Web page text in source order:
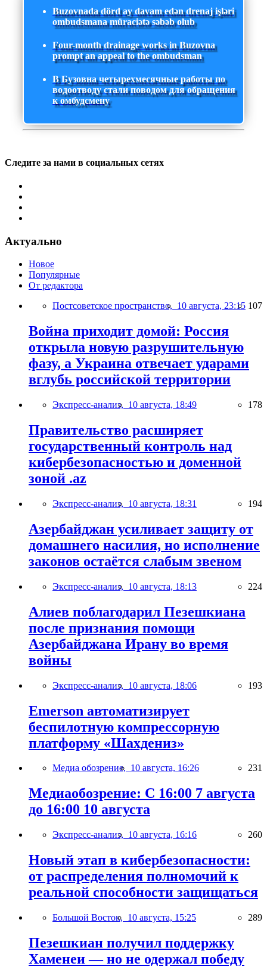
Buzovnada dörd ay davam edən drenaj işləri
ombudsmana müraciətə səbəb olub
Four-month drainage works in Buzovna
prompt an appeal to the ombudsman
В Бузовна четырехмесячные работы по
водоотводу стали поводом для обращения
к омбудсмену
Следите за нами в социальных сетях
Актуально
Новое
Популярные
От редактора
Постсоветское пространство, 10 августа, 23:15 107
Война приходит домой: Россия
открыла новую разрушительную
фазу, а Украина отвечает ударами
вглубь российской территории
Экспресс-анализ, 10 августа, 18:49 178
Правительство расширяет
государственный контроль над
кибербезопасностью и доменной
зоной .az
Экспресс-анализ, 10 августа, 18:31 194
Азербайджан усиливает защиту от
домашнего насилия, но исполнение
законов остаётся слабым звеном
Экспресс-анализ, 10 августа, 18:13 224
Алиев поблагодарил Пезешкиана
после признания помощи
Азербайджана Ирану во время
войны
Экспресс-анализ, 10 августа, 18:06 193
Emerson автоматизирует
беспилотную компрессорную
платформу «Шахдениз»
Медиа обозрение, 10 августа, 16:26 231
Медиаобозрение: С 16:00 7 августа
до 16:00 10 августа
Экспресс-анализ, 10 августа, 16:16 260
Новый этап в кибербезопасности:
от распределения полномочий к
реальной способности защищаться
Большой Восток, 10 августа, 15:25 289
Пезешкиан получил поддержку
Хаменеи — но не одержал победу